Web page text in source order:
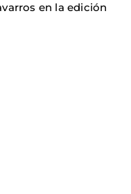
en la edición